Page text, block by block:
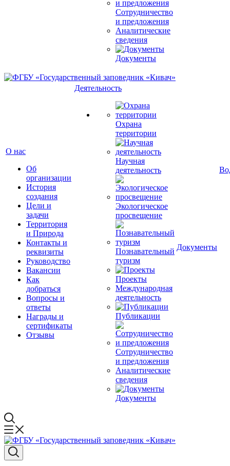
Сотрудничество
и предложения
Аналитические
сведения
Документы
О нас
Об
организации
История
создания
Цели и
задачи
Территория
и Природа
Контакты и
реквизиты
Руководство
Вакансии
Как
добраться
Вопросы и
ответы
Награды и
сертификаты
Отзывы
Деятельность
Охрана
территории
Научная
деятельность
Экологическое
просвещение
Познавательный
туризм
Проекты
Международная
деятельность
Публикации
Сотрудничество
и предложения
Аналитические
сведения
Документы
Документы